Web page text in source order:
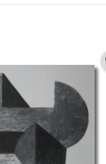
und
und Bild.
für
oder eine
eine Oase der